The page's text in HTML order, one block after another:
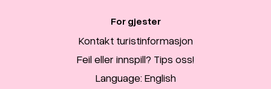
For gjester
Kontakt turistinformasjon
Feil eller innspill? Tips oss!
Language: English